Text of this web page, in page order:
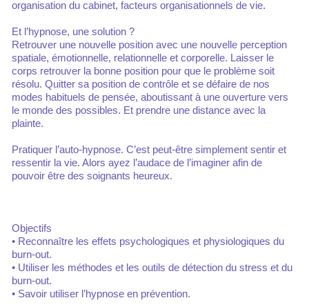
organisation du cabinet, facteurs organisationnels de vie.
Et l’hypnose, une solution ?
Retrouver une nouvelle position avec une nouvelle perception
spatiale, émotionnelle, relationnelle et corporelle. Laisser le
corps retrouver la bonne position pour que le problème soit
résolu. Quitter sa position de contrôle et se défaire de nos
modes habituels de pensée, aboutissant à une ouverture vers
le monde des possibles. Et prendre une distance avec la
plainte.
Pratiquer l’auto-hypnose. C’est peut-être simplement sentir et
ressentir la vie. Alors ayez l’audace de l’imaginer afin de
pouvoir être des soignants heureux.
Objectifs
• Reconnaître les effets psychologiques et physiologiques du
burn-out.
• Utiliser les méthodes et les outils de détection du stress et du
burn-out.
• Savoir utiliser l’hypnose en prévention.